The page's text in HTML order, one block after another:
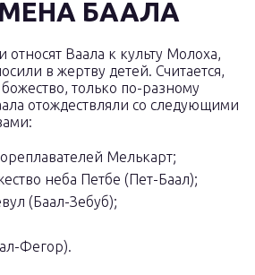
БААЛА
Ваала к культу Молоха,
в жертву детей. Считается,
только по-разному
отождествляли со следующими
Мелькарт;
неба Петбе (Пет-Баал);
(Баал-Зебуб);
Фегор).